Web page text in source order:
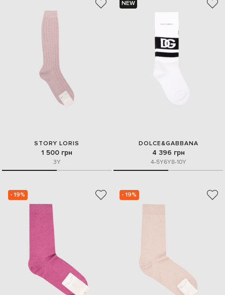
STORY LORIS
1 500 грн
3Y
NEW
DOLCE&GABBANA
4 396 грн
4-5Y6Y8-10Y
- 19% - 19%